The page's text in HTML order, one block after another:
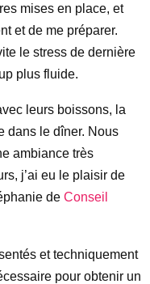
mises en place, et
et de me préparer.
le stress de dernière
plus fluide.
leurs boissons, la
dans le dîner. Nous
ambiance très
j’ai eu le plaisir de
de Conseil
et techniquement
pour obtenir un